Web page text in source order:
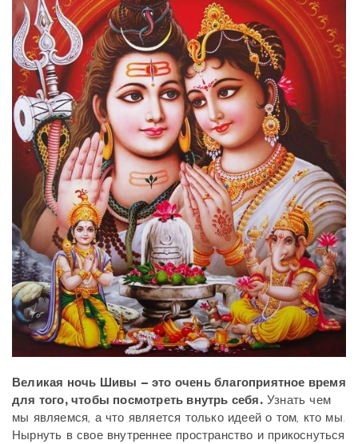
Великая ночь Шивы – это очень благоприятное время
для того, чтобы посмотреть внутрь себя.Узнать чем
мы являемся, а что является только идеей о том, кто мы.
Нырнуть в свое внутреннее пространство и прикоснуться